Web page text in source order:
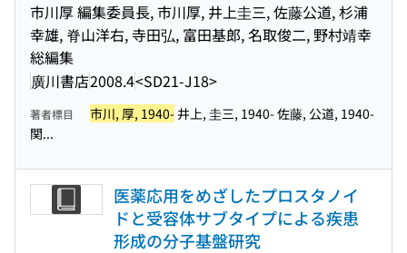
市川厚 編集委員長, 市川厚, 井上圭三, 佐藤公道, 杉浦
幸雄, 脊山洋右, 寺田弘, 富田基郎, 名取俊二, 野村靖幸
総編集
廣川書店2008.4<SD21-J18>
著者標目 市川, 厚, 1940- 井上, 圭三, 1940- 佐藤, 公道, 1940-
関...
医薬応用をめざしたプロスタノイ
ドと受容体サブタイプによる疾患
形成の分子基盤研究